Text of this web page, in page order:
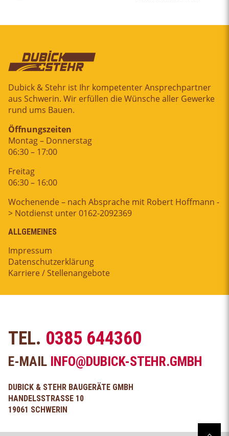
Dubick & Stehr ist Ihr kompetenter Ansprechpartner
aus Schwerin. Wir erfüllen die Wünsche aller Gewerke
rund ums Bauen.
Öffnungszeiten
Montag – Donnerstag
06:30 – 17:00
Freitag
06:30 – 16:00
Wochenende – nach Absprache mit Robert Hoffmann -
> Notdienst unter 0162-2092369
ALLGEMEINES
Impressum
Datenschutzerklärung
Karriere / Stellenangebote
TEL. 0385 644360
E-MAIL INFO@DUBICK-STEHR.GMBH
DUBICK & STEHR BAUGERÄTE GMBH
HANDELSSTRASSE 10
19061 SCHWERIN